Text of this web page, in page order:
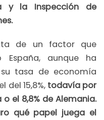
y la Inspección de
de un factor que
España, aunque ha
tasa de economía
del 15,8%,todavía por
o el 8,8% de Alemania.
qué papel juega el